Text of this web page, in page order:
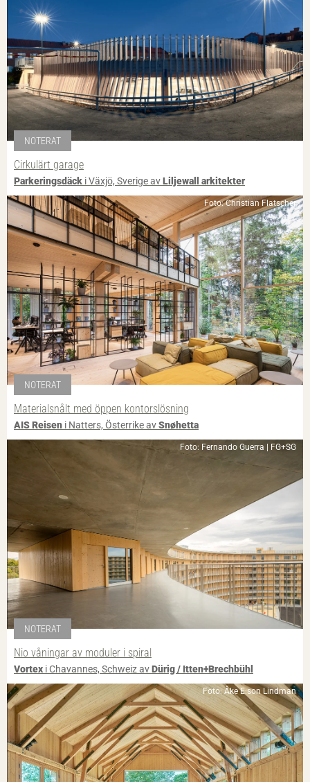
NOTERAT
Cirkulärt garage
Parkeringsdäck i Växjö, Sverige avLiljewall arkitekter
Foto: Christian Flatscher
NOTERAT
Materialsnålt med öppen kontorslösning
AIS Reisen i Natters, Österrike avSnøhetta
Foto: Fernando Guerra | FG+SG
NOTERAT
Nio våningar av moduler i spiral
Vortex i Chavannes, Schweiz avDürig / Itten+Brechbühl
Foto: Åke E:son Lindman